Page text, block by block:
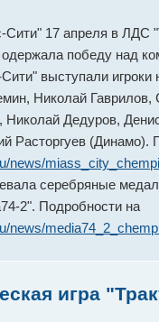
17 апреля в ЛДС
победу над
выступали
Николай
Дедуров,
Расторгуев (Динамо).
news/
серебряные
2". Подробности на
news/
игра